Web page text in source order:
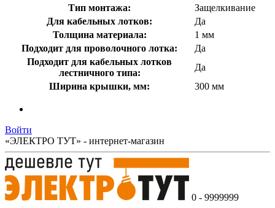
Тип монтажа:
Защелкивание
Для кабельных лотков:
Да
Толщина материала:
1 мм
Подходит для проволочного лотка:
Да
Подходит для кабельных лотков
лестничного типа:
Да
Ширина крышки, мм:
300 мм
Войти
«ЭЛЕКТРО ТУТ» - интернет-магазин
0 - 9999999